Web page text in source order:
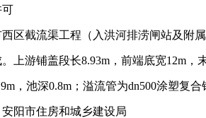
截流渠工程（入洪河排涝闸站及附属
上游铺盖段长8.93m，前端底宽12m，
，池深0.8m；溢流管为dn500涂塑复
市住房和城乡建设局